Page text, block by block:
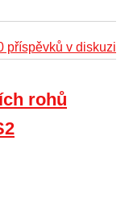
příspěvků v diskuzi
rohů